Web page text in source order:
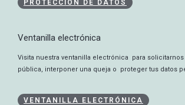
PROTECCIÓN DE DATOS
Ventanilla electrónica
Visita nuestra ventanilla electrónica para
pública, interponer una queja o proteger tus datos
VENTANILLA ELECTRÓNICA